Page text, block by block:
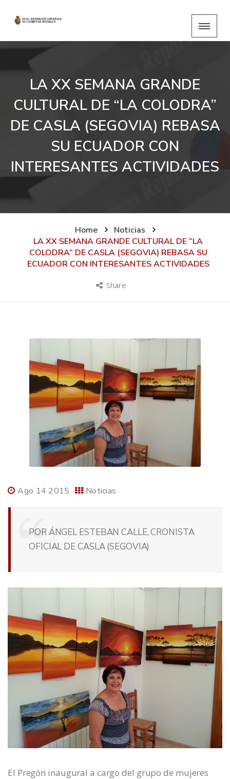
LA XX SEMANA GRANDE
CULTURAL DE “LA COLODRA”
DE CASLA (SEGOVIA) REBASA
SU ECUADOR CON
INTERESANTES ACTIVIDADES
Home
Noticias
LA XX SEMANA GRANDE CULTURAL DE “LA
COLODRA” DE CASLA (SEGOVIA) REBASA SU
ECUADOR CON INTERESANTES ACTIVIDADES
Share
Ago 14 2015 Noticias
POR ÁNGEL ESTEBAN CALLE, CRONISTA
OFICIAL DE CASLA (SEGOVIA)
El Pregón inaugural a cargo del grupo de mujeres